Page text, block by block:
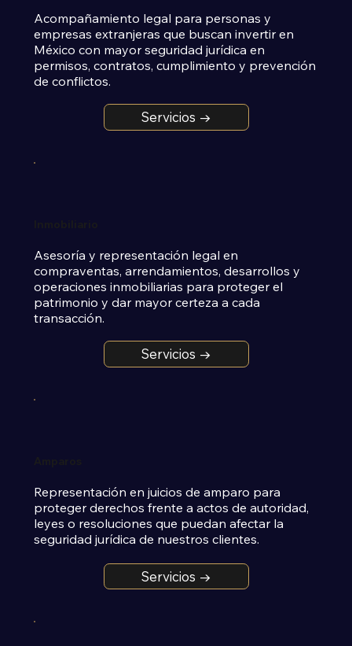
Acompañamiento legal para personas y
empresas extranjeras que buscan invertir en
México con mayor seguridad jurídica en
permisos, contratos, cumplimiento y prevención
de conflictos.
Servicios →
Asesoría y representación legal en
compraventas, arrendamientos, desarrollos y
operaciones inmobiliarias para proteger el
patrimonio y dar mayor certeza a cada
transacción.
Servicios →
Representación en juicios de amparo para
proteger derechos frente a actos de autoridad,
leyes o resoluciones que puedan afectar la
seguridad jurídica de nuestros clientes.
Servicios →